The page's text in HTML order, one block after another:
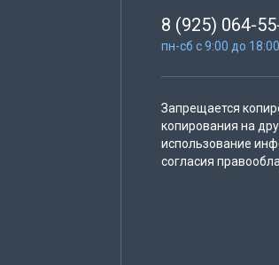
8 (925) 064-
пн-сб с 9:00 до 18:00
Запрещается
копирования на
использование
согласия